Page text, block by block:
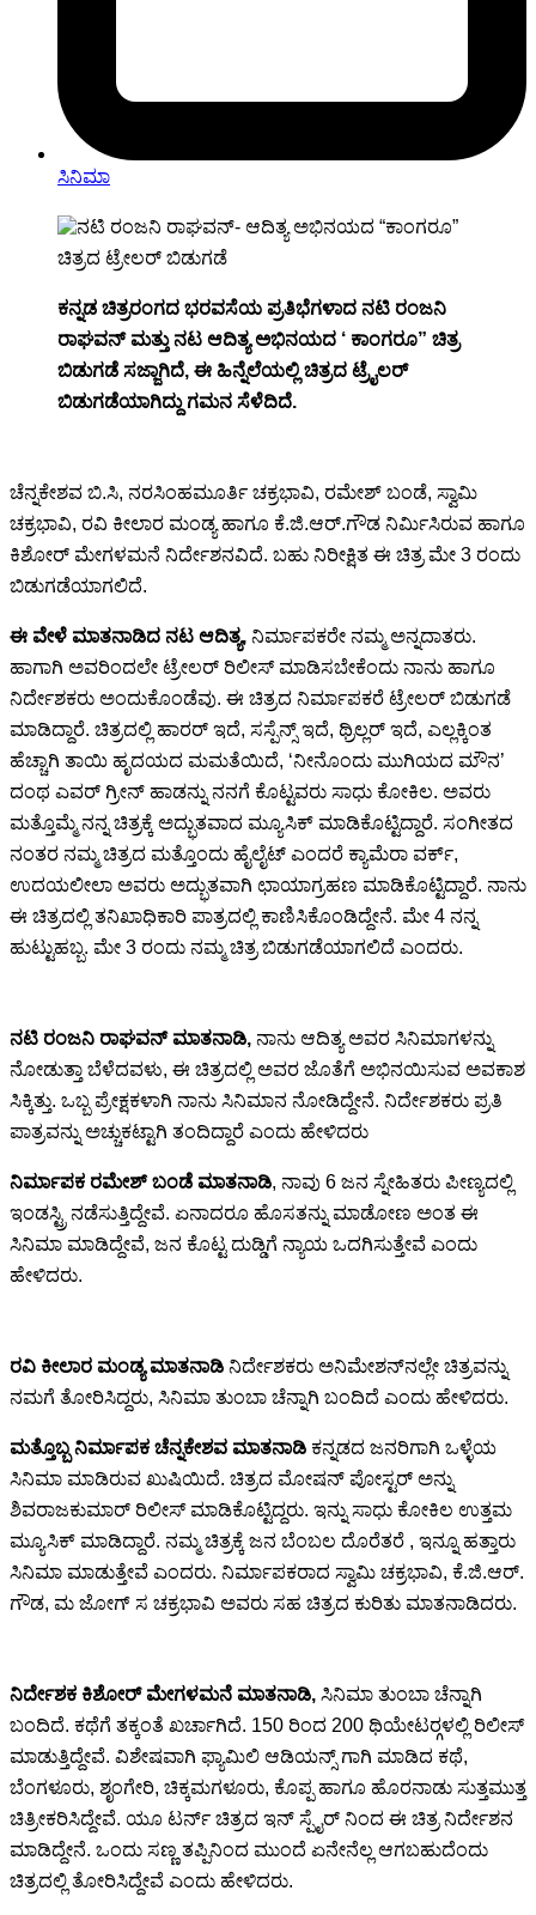
ಸಿನಿಮಾ
ಕನ್ನಡ ಚಿತ್ರರಂಗದ ಭರವಸೆಯ ಪ್ರತಿಭೆಗಳಾದ ನಟಿ ರಂಜನಿ
ರಾಘವನ್ ಮತ್ತು ನಟ ಆದಿತ್ಯ ಅಭಿನಯದ ‘ ಕಾಂಗರೂ” ಚಿತ್ರ
ಬಿಡುಗಡೆ ಸಜ್ಜಾಗಿದೆ, ಈ ಹಿನ್ನೆಲೆಯಲ್ಲಿ ಚಿತ್ರದ ಟ್ರೈಲರ್
ಬಿಡುಗಡೆಯಾಗಿದ್ದು ಗಮನ ಸೆಳೆದಿದೆ.
ಚೆನ್ನಕೇಶವ ಬಿ.ಸಿ, ನರಸಿಂಹಮೂರ್ತಿ ಚಕ್ರಭಾವಿ, ರಮೇಶ್ ಬಂಡೆ, ಸ್ವಾಮಿ
ಚಕ್ರಭಾವಿ, ರವಿ ಕೀಲಾರ ಮಂಡ್ಯ ಹಾಗೂ ಕೆ.ಜಿ.ಆರ್.ಗೌಡ ನಿರ್ಮಿಸಿರುವ ಹಾಗೂ
ಕಿಶೋರ್ ಮೇಗಳಮನೆ ನಿರ್ದೇಶನವಿದೆ. ಬಹು ನಿರೀಕ್ಷಿತ ಈ ಚಿತ್ರ ಮೇ 3 ರಂದು
ಬಿಡುಗಡೆಯಾಗಲಿದೆ.
ಈ ವೇಳೆ ಮಾತನಾಡಿದ ನಟ ಆದಿತ್ಯ, ನಿರ್ಮಾಪಕರೇ ನಮ್ಮ ಅನ್ನದಾತರು.
ಹಾಗಾಗಿ ಅವರಿಂದಲೇ ಟ್ರೇಲರ್ ರಿಲೀಸ್ ಮಾಡಿಸಬೇಕೆಂದು ನಾನು ಹಾಗೂ
ನಿರ್ದೇಶಕರು ಅಂದುಕೊಂಡೆವು. ಈ ಚಿತ್ರದ ನಿರ್ಮಾಪಕರೆ ಟ್ರೇಲರ್ ಬಿಡುಗಡೆ
ಮಾಡಿದ್ದಾರೆ. ಚಿತ್ರದಲ್ಲಿ ಹಾರರ್ ಇದೆ, ಸಸ್ಪೆನ್ಸ್ ಇದೆ, ಥ್ರಿಲ್ಲರ್ ಇದೆ, ಎಲ್ಲಕ್ಕಿಂತ
ಹೆಚ್ಚಾಗಿ ತಾಯಿ ಹೃದಯದ ಮಮತೆಯಿದೆ, ‘ನೀನೊಂದು ಮುಗಿಯದ ಮೌನ’
ದಂಥ ಎವರ್ ಗ್ರೀನ್ ಹಾಡನ್ನು ನನಗೆ ಕೊಟ್ಟವರು ಸಾಧು ಕೋಕಿಲ. ಅವರು
ಮತ್ತೊಮ್ಮೆ ನನ್ನ ಚಿತ್ರಕ್ಕೆ ಅದ್ಭುತವಾದ ಮ್ಯೂಸಿಕ್ ಮಾಡಿಕೊಟ್ಟಿದ್ದಾರೆ. ಸಂಗೀತದ
ನಂತರ ನಮ್ಮ ಚಿತ್ರದ ಮತ್ತೊಂದು ಹೈಲೈಟ್ ಎಂದರೆ ಕ್ಯಾಮೆರಾ ವರ್ಕ್,
ಉದಯಲೀಲಾ ಅವರು ಅದ್ಭುತವಾಗಿ ಛಾಯಾಗ್ರಹಣ ಮಾಡಿಕೊಟ್ಟಿದ್ದಾರೆ. ನಾನು
ಈ ಚಿತ್ರದಲ್ಲಿ ತನಿಖಾಧಿಕಾರಿ ಪಾತ್ರದಲ್ಲಿ ಕಾಣಿಸಿಕೊಂಡಿದ್ದೇನೆ. ಮೇ 4 ನನ್ನ
ಹುಟ್ಟುಹಬ್ಬ. ಮೇ 3 ರಂದು ನಮ್ಮ ಚಿತ್ರ ಬಿಡುಗಡೆಯಾಗಲಿದೆ ಎಂದರು.
ನಟಿ ರಂಜನಿ ರಾಘವನ್ ಮಾತನಾಡಿ, ನಾನು ಆದಿತ್ಯ ಅವರ ಸಿನಿಮಾಗಳನ್ನು
ನೋಡುತ್ತಾ ಬೆಳೆದವಳು, ಈ ಚಿತ್ರದಲ್ಲಿ ಅವರ ಜೊತೆಗೆ ಅಭಿನಯಿಸುವ ಅವಕಾಶ
ಸಿಕ್ಕಿತ್ತು. ಒಬ್ಬ ಪ್ರೇಕ್ಷಕಳಾಗಿ ನಾನು ಸಿನಿಮಾನ ನೋಡಿದ್ದೇನೆ. ನಿರ್ದೇಶಕರು ಪ್ರತಿ
ಪಾತ್ರವನ್ನು ಅಚ್ಚುಕಟ್ಟಾಗಿ ತಂದಿದ್ದಾರೆ ಎಂದು ಹೇಳಿದರು
ನಿರ್ಮಾಪಕ ರಮೇಶ್ ಬಂಡೆ ಮಾತನಾಡಿ, ನಾವು 6 ಜನ ಸ್ನೇಹಿತರು ಪೀಣ್ಯದಲ್ಲಿ
ಇಂಡಸ್ಟ್ರಿ ನಡೆಸುತ್ತಿದ್ದೇವೆ. ಏನಾದರೂ ಹೊಸತನ್ನು ಮಾಡೋಣ ಅಂತ ಈ
ಸಿನಿಮಾ ಮಾಡಿದ್ದೇವೆ, ಜನ ಕೊಟ್ಟ ದುಡ್ಡಿಗೆ ನ್ಯಾಯ ಒದಗಿಸುತ್ತೇವೆ ಎಂದು
ಹೇಳಿದರು.
ರವಿ ಕೀಲಾರ ಮಂಡ್ಯ ಮಾತನಾಡಿ ನಿರ್ದೇಶಕರು ಅನಿಮೇಶನ್‍ನಲ್ಲೇ ಚಿತ್ರವನ್ನು
ನಮಗೆ ತೋರಿಸಿದ್ದರು, ಸಿನಿಮಾ ತುಂಬಾ ಚೆನ್ನಾಗಿ ಬಂದಿದೆ ಎಂದು ಹೇಳಿದರು.
ಮತ್ತೊಬ್ಬ ನಿರ್ಮಾಪಕ ಚೆನ್ನಕೇಶವ ಮಾತನಾಡಿ ಕನ್ನಡದ ಜನರಿಗಾಗಿ ಒಳ್ಳೆಯ
ಸಿನಿಮಾ ಮಾಡಿರುವ ಖುಷಿಯಿದೆ. ಚಿತ್ರದ ಮೋಷನ್ ಪೋಸ್ಟರ್ ಅನ್ನು
ಶಿವರಾಜಕುಮಾರ್ ರಿಲೀಸ್ ಮಾಡಿಕೊಟ್ಟಿದ್ದರು. ಇನ್ನು ಸಾಧು ಕೋಕಿಲ ಉತ್ತಮ
ಮ್ಯೂಸಿಕ್ ಮಾಡಿದ್ದಾರೆ. ನಮ್ಮ ಚಿತ್ರಕ್ಕೆ ಜನ ಬೆಂಬಲ ದೊರೆತರೆ , ಇನ್ನೂ ಹತ್ತಾರು
ಸಿನಿಮಾ ಮಾಡುತ್ತೇವೆ ಎಂದರು. ನಿರ್ಮಾಪಕರಾದ ಸ್ವಾಮಿ ಚಕ್ರಭಾವಿ, ಕೆ.ಜಿ.ಆರ್.
ಗೌಡ, ಮ ಜೋಗ್ ಸ ಚಕ್ರಭಾವಿ ಅವರು ಸಹ ಚಿತ್ರದ ಕುರಿತು ಮಾತನಾಡಿದರು.
ನಿರ್ದೇಶಕ ಕಿಶೋರ್ ಮೇಗಳಮನೆ ಮಾತನಾಡಿ, ಸಿನಿಮಾ ತುಂಬಾ ಚೆನ್ನಾಗಿ
ಬಂದಿದೆ. ಕಥೆಗೆ ತಕ್ಕಂತೆ ಖರ್ಚಾಗಿದೆ. 150 ರಿಂದ 200 ಥಿಯೇಟರ್‍ಗಳಲ್ಲಿ ರಿಲೀಸ್
ಮಾಡುತ್ತಿದ್ದೇವೆ. ವಿಶೇಷವಾಗಿ ಫ್ಯಾಮಿಲಿ ಆಡಿಯನ್ಸ್ ಗಾಗಿ ಮಾಡಿದ ಕಥೆ,
ಬೆಂಗಳೂರು, ಶೃಂಗೇರಿ, ಚಿಕ್ಕಮಗಳೂರು, ಕೊಪ್ಪ ಹಾಗೂ ಹೊರನಾಡು ಸುತ್ತಮುತ್ತ
ಚಿತ್ರೀಕರಿಸಿದ್ದೇವೆ. ಯೂ ಟರ್ನ್ ಚಿತ್ರದ ಇನ್ ಸ್ಪೈರ್ ನಿಂದ ಈ ಚಿತ್ರ ನಿರ್ದೇಶನ
ಮಾಡಿದ್ದೇನೆ. ಒಂದು ಸಣ್ಣ ತಪ್ಪಿನಿಂದ ಮುಂದೆ ಏನೇನೆಲ್ಲ ಆಗಬಹುದೆಂದು
ಚಿತ್ರದಲ್ಲಿ ತೋರಿಸಿದ್ದೇವೆ ಎಂದು ಹೇಳಿದರು.